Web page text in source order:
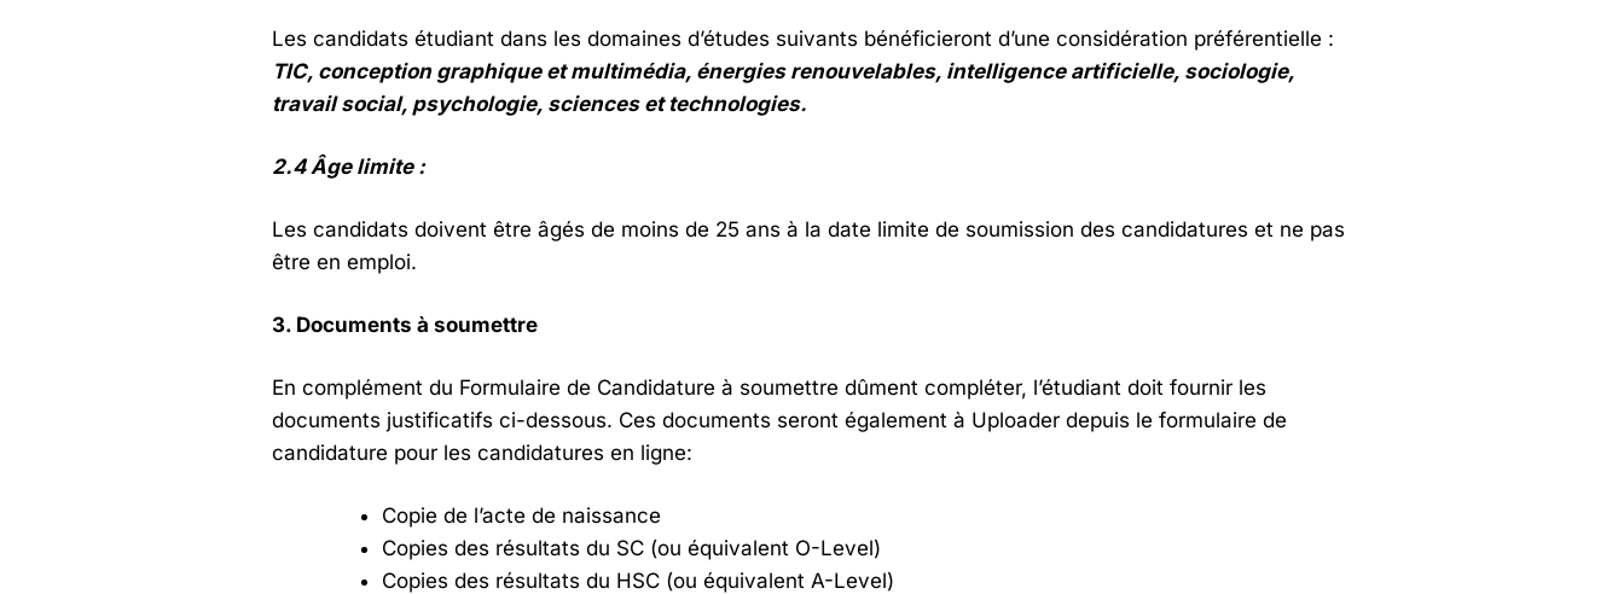
Les candidats étudiant dans les domaines d’études suivants bénéficieront d’une considération préférentielle :
TIC, conception graphique et multimédia, énergies renouvelables, intelligence artificielle, sociologie,
travail social, psychologie, sciences et technologies.
2.4 Âge limite :
Les candidats doivent être âgés de moins de 25 ans à la date limite de soumission des candidatures et ne pas
être en emploi.
3. Documents à soumettre
En complément du Formulaire de Candidature à soumettre dûment compléter, l’étudiant doit fournir les
documents justificatifs ci-dessous. Ces documents seront également à Uploader depuis le formulaire de
candidature pour les candidatures en ligne:
Copie de l’acte de naissance
Copies des résultats du SC (ou équivalent O-Level)
Copies des résultats du HSC (ou équivalent A-Level)